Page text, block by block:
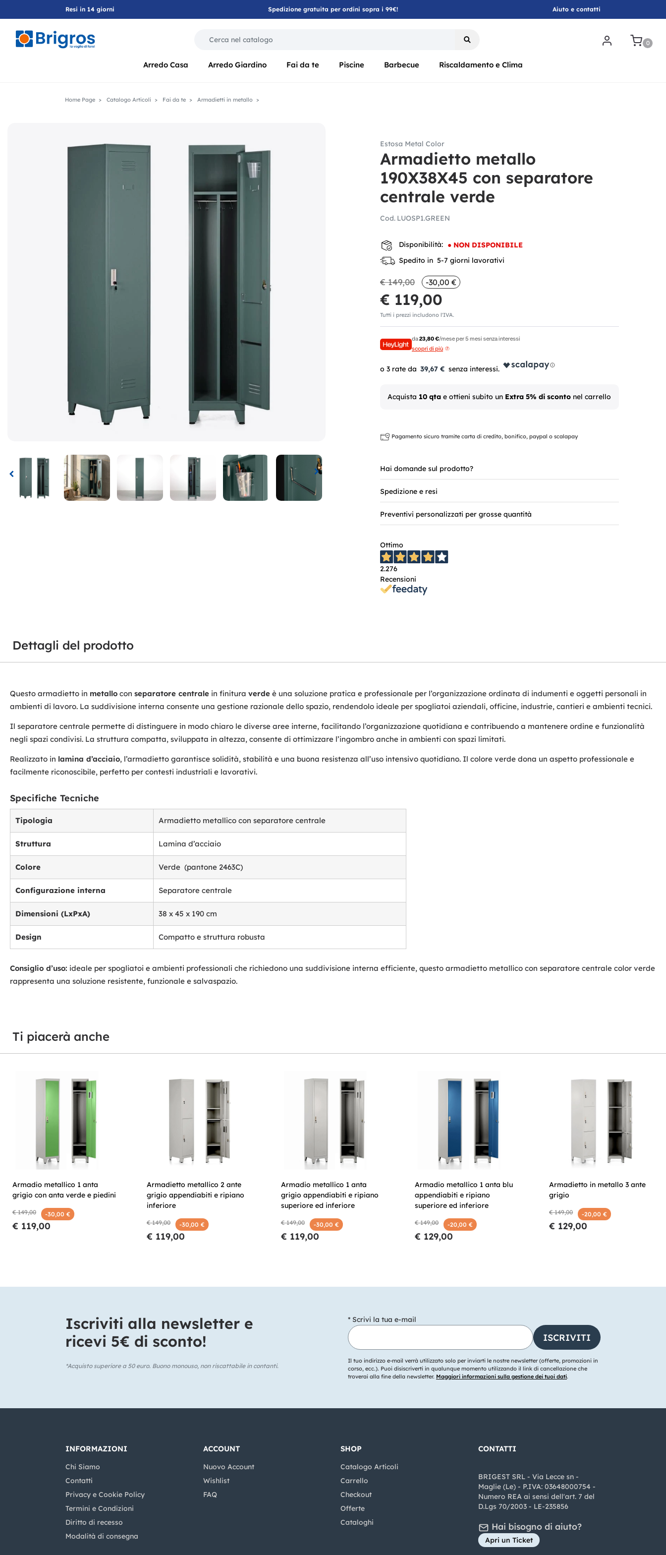
Resi in 14 giorni Spedizione gratuita per ordini sopra i 99€! Aiuto e contatti
0
Arredo Casa Arredo Giardino Fai da te Piscine Barbecue Riscaldamento e Clima
Home Page Catalogo Articoli Fai da te Armadietti in metallo
Estosa Metal Color
Armadietto metallo
190X38X45 con separatore
centrale verde
Cod. LUOSP1.GREEN
Disponibilità: ● NON DISPONIBILE
Spedito in 5-7 giorni lavorativi
€ 149,00 -30,00 €
€ 119,00
Tutti i prezzi includono l'IVA.
da23,80 €/mese per 5 mesi senza interessi
scopri di più
39,67 €
Acquista 10 qta e ottieni subito un Extra 5% di sconto nel carrello
Pagamento sicuro tramite carta di credito, bonifico, paypal o scalapay
Hai domande sul prodotto?
Spedizione e resi
Preventivi personalizzati per grosse quantità
Ottimo
2.276
Recensioni
Dettagli del prodotto
Questo armadietto in metallo con separatore centrale in finitura verde è una soluzione pratica e professionale per l’organizzazione ordinata di indumenti e oggetti personali in
ambienti di lavoro. La suddivisione interna consente una gestione razionale dello spazio, rendendolo ideale per spogliatoi aziendali, officine, industrie, cantieri e ambienti tecnici.
Il separatore centrale permette di distinguere in modo chiaro le diverse aree interne, facilitando l’organizzazione quotidiana e contribuendo a mantenere ordine e funzionalità
negli spazi condivisi. La struttura compatta, sviluppata in altezza, consente di ottimizzare l’ingombro anche in ambienti con spazi limitati.
Realizzato in lamina d’acciaio, l’armadietto garantisce solidità, stabilità e una buona resistenza all’uso intensivo quotidiano. Il colore verde dona un aspetto professionale e
facilmente riconoscibile, perfetto per contesti industriali e lavorativi.
Specifiche Tecniche
Tipologia Armadietto metallico con separatore centrale
Struttura Lamina d’acciaio
Colore Verde (pantone 2463C)
Configurazione interna Separatore centrale
Dimensioni (LxPxA) 38 x 45 x 190 cm
Design Compatto e struttura robusta
Consiglio d’uso: ideale per spogliatoi e ambienti professionali che richiedono una suddivisione interna efficiente, questo armadietto metallico con separatore centrale color verde
rappresenta una soluzione resistente, funzionale e salvaspazio.
Ti piacerà anche
Armadio metallico 1 anta
grigio con anta verde e piedini
€ 149,00 -30,00 €
€ 119,00
Armadietto metallico 2 ante
grigio appendiabiti e ripiano
inferiore
€ 149,00 -30,00 €
€ 119,00
Armadio metallico 1 anta
grigio appendiabiti e ripiano
superiore ed inferiore
€ 149,00 -30,00 €
€ 119,00
Armadio metallico 1 anta blu
appendiabiti e ripiano
superiore ed inferiore
€ 149,00 -20,00 €
€ 129,00
Armadietto in metallo 3 ante
grigio
€ 149,00 -20,00 €
€ 129,00
Iscriviti alla newsletter e
ricevi 5€ di sconto!​
*Acquisto superiore a 50 euro. Buono monouso, non riscattabile in contanti.
* Scrivi la tua e-mail
Il tuo indirizzo e-mail verrà utilizzato solo per inviarti le nostre newsletter (offerte, promozioni in
corso, ecc.). Puoi disiscriverti in qualunque momento utilizzando il link di cancellazione che
troverai alla fine della newsletter. Maggiori informazioni sulla gestione dei tuoi dati.
INFORMAZIONI
Chi Siamo
Contatti
Privacy e Cookie Policy
Termini e Condizioni
Diritto di recesso
Modalità di consegna
ACCOUNT
Nuovo Account
Wishlist
FAQ
SHOP
Catalogo Articoli
Carrello
Checkout
Offerte
Cataloghi
CONTATTI
BRIGEST SRL - Via Lecce sn -
Maglie (Le) - P.IVA: 03648000754 -
Numero REA ai sensi dell'art. 7 del
D.Lgs 70/2003 - LE-235856
Hai bisogno di aiuto?
Apri un Ticket